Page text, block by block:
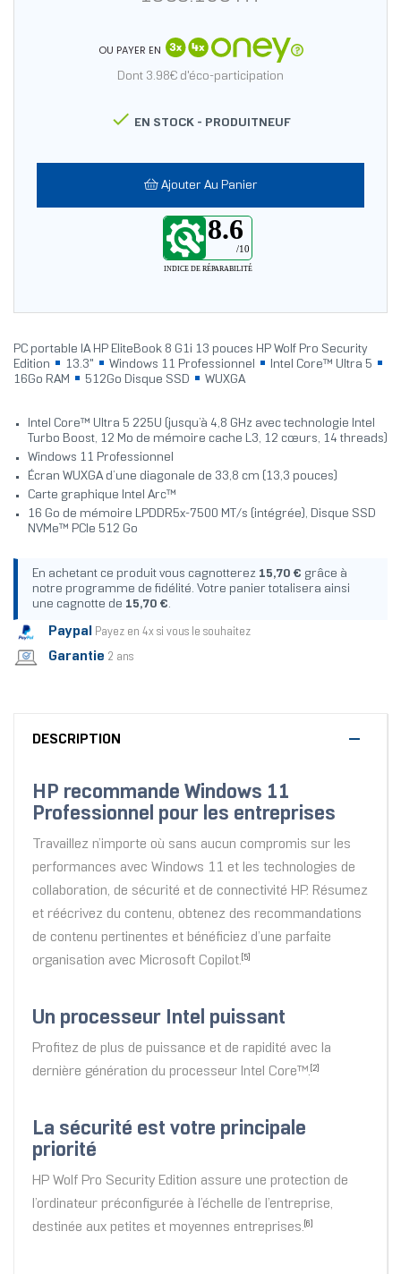
OU PAYER EN
Dont 3.98€ d'éco-participation
 EN STOCK - PRODUITNEUF
Ajouter Au Panier
8.6
/10
INDICE DE RÉPARABILITÉ
PC portable IA HP EliteBook 8 G1i 13 pouces HP Wolf Pro Security
Edition
13.3" Windows 11 Professionnel
Intel Core™ Ultra 5
16Go RAM
512Go Disque SSD WUXGA
Intel Core™ Ultra 5 225U (jusqu’à 4,8 GHz avec technologie Intel
Turbo Boost, 12 Mo de mémoire cache L3, 12 cœurs, 14 threads)
Windows 11 Professionnel
Écran WUXGA d’une diagonale de 33,8 cm (13,3 pouces)
Carte graphique Intel Arc™
16 Go de mémoire LPDDR5x-7500 MT/s (intégrée), Disque SSD
NVMe™ PCIe 512 Go
En achetant ce produit vous cagnotterez 15,70 € grâce à
notre programme de fidélité. Votre panier totalisera ainsi
une cagnotte de 15,70 €
Paypal Payez en 4x si vous le souhaitez
Garantie 2 ans
DESCRIPTION
HP recommande Windows 11
Professionnel pour les entreprises
Travaillez n’importe où sans aucun compromis sur les
performances avec Windows 11 et les technologies de
collaboration, de sécurité et de connectivité HP. Résumez
et réécrivez du contenu, obtenez des recommandations
de contenu pertinentes et bénéficiez d’une parfaite
organisation avec Microsoft Copilot.
[5]
Un processeur Intel puissant
Profitez de plus de puissance et de rapidité avec la
dernière génération du processeur Intel Core™. [2]
La sécurité est votre principale
priorité
HP Wolf Pro Security Edition assure une protection de
l’ordinateur préconfigurée à l’échelle de l’entreprise,
destinée aux petites et moyennes entreprises.
[6]